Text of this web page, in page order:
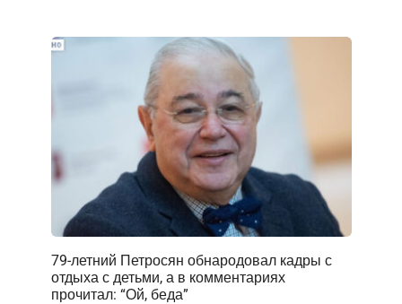
79-летний Петросян обнародовал кадры с
отдыха с детьми, а в комментариях
прочитал: “Ой, беда”